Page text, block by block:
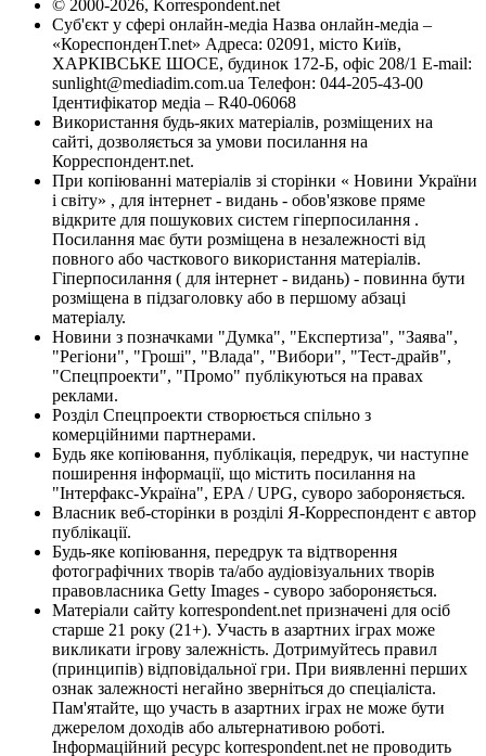
© 2000-2026, Korrespondent.net
Суб'єкт у сфері онлайн-медіа Назва онлайн-медіа –
«КореспонденТ.net» Адреса: 02091, місто Київ,
ХАРКІВСЬКЕ ШОСЕ, будинок 172-Б, офіс 208/1 E-mail:
sunlight@mediadim.com.ua Телефон: 044-205-43-00
Ідентифікатор медіа – R40-06068
Використання будь-яких матеріалів, розміщених на
сайті, дозволяється за умови посилання на
Корреспондент.net.
При копіюванні матеріалів зі сторінки « Новини України
і світу» , для інтернет - видань - обов'язкове пряме
відкрите для пошукових систем гіперпосилання .
Посилання має бути розміщена в незалежності від
повного або часткового використання матеріалів.
Гіперпосилання ( для інтернет - видань) - повинна бути
розміщена в підзаголовку або в першому абзаці
матеріалу.
Новини з позначками "Думка", "Експертиза", "Заява",
"Регіони", "Гроші", "Влада", "Вибори", "Тест-драйв",
"Спецпроекти", "Промо" публікуються на правах
реклами.
Розділ Спецпроекти створюється спільно з
комерційними партнерами.
Будь яке копіювання, публікація, передрук, чи наступне
поширення інформації, що містить посилання на
"Інтерфакс-Україна", EPA / UPG, суворо забороняється.
Власник веб-сторінки в розділі Я-Корреспондент є автор
публікації.
Будь-яке копіювання, передрук та відтворення
фотографічних творів та/або аудіовізуальних творів
правовласника Getty Images - суворо забороняється.
Матеріали сайту korrespondent.net призначені для осіб
старше 21 року (21+). Участь в азартних іграх може
викликати ігрову залежність. Дотримуйтесь правил
(принципів) відповідальної гри. При виявленні перших
ознак залежності негайно зверніться до спеціаліста.
Пам'ятайте, що участь в азартних іграх не може бути
джерелом доходів або альтернативою роботі.
Інформаційний ресурс korrespondent.net не проводить